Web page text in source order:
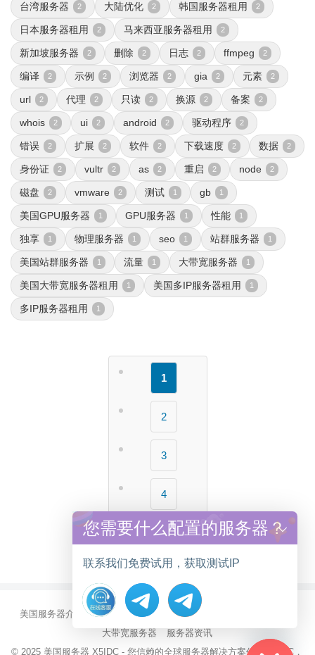
台湾服务器 2 大陆优化 2 韩国服务器租用 2
日本服务器租用 2 马来西亚服务器租用 2
新加坡服务器 2 删除 2 日志 2 ffmpeg 2
编译 2 示例 2 浏览器 2 gia 2 元素 2
url 2 代理 2 只读 2 换源 2 备案 2
whois 2 ui 2 android 2 驱动程序 2
错误 2 扩展 2 软件 2 下载速度 2 数据 2
身份证 2 vultr 2 as 2 重启 2 node 2
磁盘 2 vmware 2 测试 1 gb 1
美国GPU服务器 1 GPU服务器 1 性能 1
独享 1 物理服务器 1 seo 1 站群服务器 1
美国站群服务器 1 流量 1 大带宽服务器 1
美国大带宽服务器租用 1 美国多IP服务器租用 1
多IP服务器租用 1
1
2
3
4
下一页 »
美国服务器介绍 美国CN2服务器 站群多IP服务器
大带宽服务器
服务器资讯
© 2025 美国服务器 X5IDC - 您信赖的全球服务器解决方案伙伴 X5IDC，
Hide chaty
您需要什么配置的服务器？
联系我们免费试用，获取测试IP